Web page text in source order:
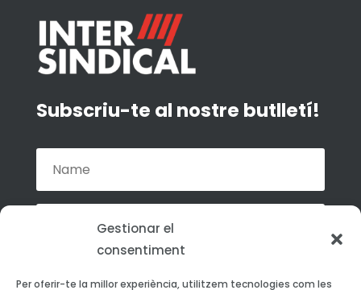
Gestionar el
consentiment
Per oferir-te la millor experiència, utilitzem tecnologies com les
Subscriu-te al nostre butlletí!
Accepto la política de privacitat de La